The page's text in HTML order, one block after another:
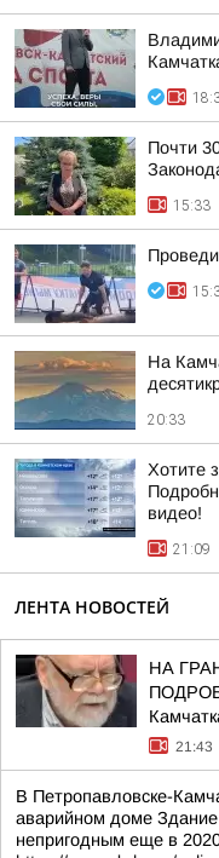
Почти
15:33
На
20:33
Хотите
видео!
21:09
ЛЕНТА НОВОСТЕЙ
НА
21:43
В Петропавловске-
аварийном доме Здание
непригодным еще в